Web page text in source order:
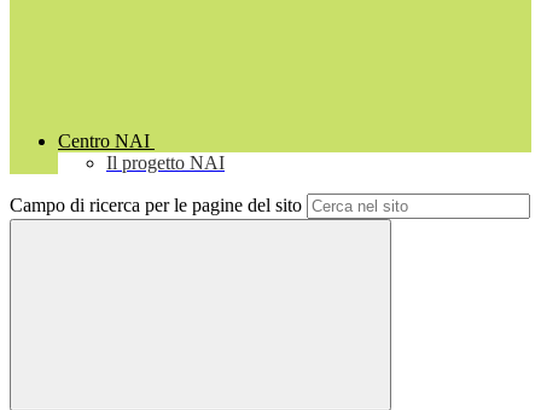
Centro NAI
Il progetto NAI
Campo di ricerca per le pagine del sito